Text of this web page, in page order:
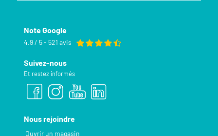
Note Google
4.9 / 5 - 521 avis
Suivez-nous
Et restez informés
Nous rejoindre
Ouvrir un magasin